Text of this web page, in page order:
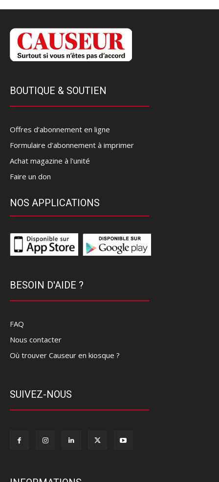
BOUTIQUE & SOUTIEN
Offres d’abonnement en ligne
Formulaire d'abonnement à imprimer
Achat magazine à l'unité
Faire un don
NOS APPLICATIONS
BESOIN D'AIDE ?
FAQ
Nous contacter
Où trouver Causeur en kiosque ?
SUIVEZ-NOUS